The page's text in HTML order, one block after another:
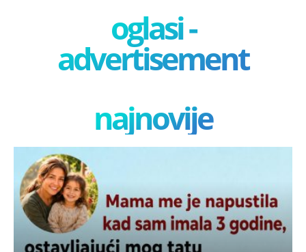
oglasi -
advertisement
najnovije